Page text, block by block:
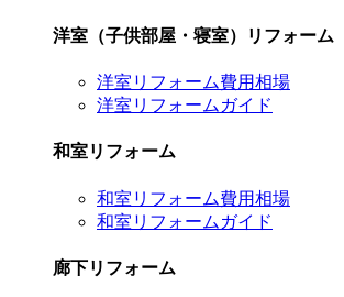
洋室（子供部屋・寝室）リフォーム
洋室リフォーム費用相場
洋室リフォームガイド
和室リフォーム
和室リフォーム費用相場
和室リフォームガイド
廊下リフォーム